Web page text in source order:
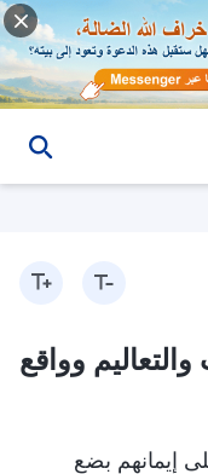
وواقع
إيمانهم بضع